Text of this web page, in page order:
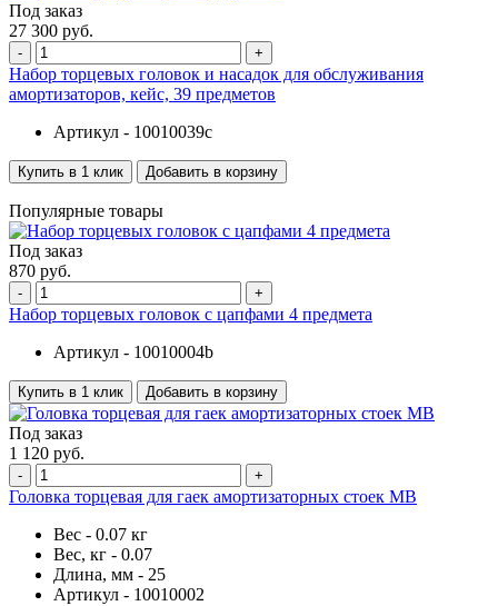
Под заказ
27 300 руб.
- +
Набор торцевых головок и насадок для обслуживания
амортизаторов, кейс, 39 предметов
Артикул - 10010039c
Купить в 1 клик Добавить в корзину
Популярные товары
Под заказ
870 руб.
- +
Набор торцевых головок с цапфами 4 предмета
Артикул - 10010004b
Купить в 1 клик Добавить в корзину
Под заказ
1 120 руб.
- +
Головка торцевая для гаек амортизаторных стоек MB
Вес - 0.07 кг
Вес, кг - 0.07
Длина, мм - 25
Артикул - 10010002